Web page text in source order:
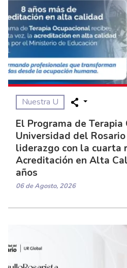
Nuestra U
El Programa de
Universidad del
liderazgo con la cuarta
Acreditación en Alta
años
06 de Agosto, 2026